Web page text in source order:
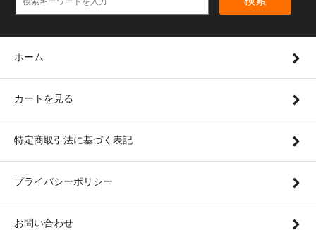
ホーム
カートを見る
特定商取引法に基づく表記
プライバシーポリシー
お問い合わせ